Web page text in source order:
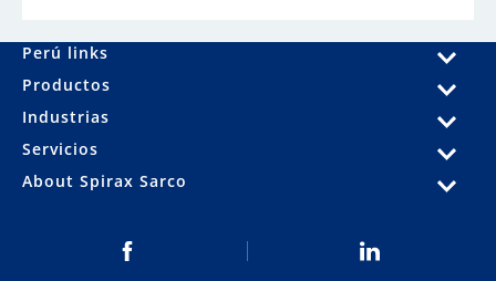
Perú links
Productos
Industrias
Servicios
About Spirax Sarco